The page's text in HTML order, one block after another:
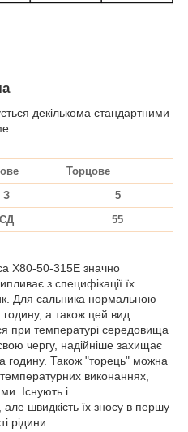
декількома стандартними
Торцове
З
5
СД 55
Х80-50-315Е значно
з специфікації їх
Для сальника нормальною
годину, а також цей вид
при температурі середовища
чергу, надійніше захищає
годину. Також "торець" можна
виконаннях,
Існують і
швидкість їх зносу в першу
рідини.